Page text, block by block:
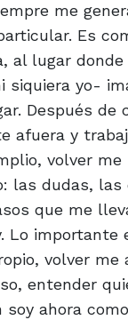
me
Es
al lugar donde
siquiera yo-
Después de
afuera y
volver me
las dudas, las
que me
Lo importante
volver me
entender
soy ahora como